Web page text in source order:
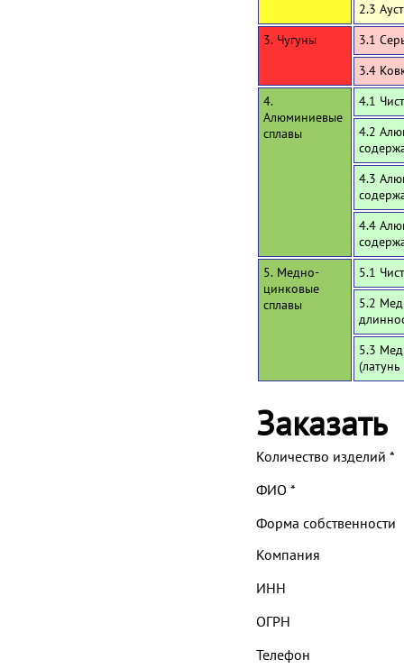
2.3
3. Чугуны
3.1
3.4
4.
Алюминиевые
сплавы
4.1
4.2
4.3
4.4
5. Медно-
цинковые
сплавы
5.1
5.2
5.3
Заказать
Количество изделий *
ФИО *
Форма собственности
Компания
ИНН
ОГРН
Телефон